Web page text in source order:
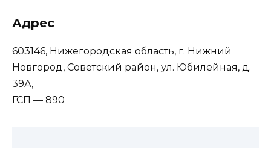
Адрес
603146, Нижегородская область, г. Нижний
Новгород, Советский район, ул. Юбилейная, д.
39А,
ГСП — 890